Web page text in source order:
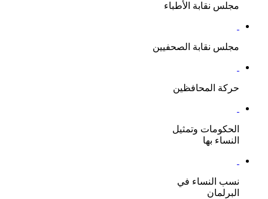
مجلس نقابة الأطباء
مجلس نقابة الصحفيين
حركة المحافظين
الحكومات وتمثيل
النساء بها
نسب النساء في
البرلمان